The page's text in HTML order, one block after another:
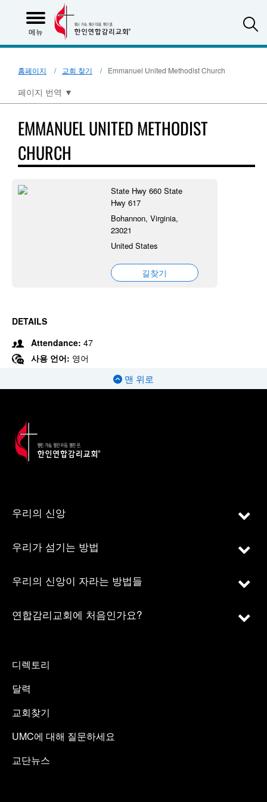
메뉴
홈페이지 교회 찾기 Emmanuel United Methodist Church
페이지 번역 ▼
EMMANUEL UNITED METHODIST
CHURCH
State Hwy 660 State
Hwy 617
Bohannon, Virginia,
23021
United States
길찾기
DETAILS
Attendance: 47
사용 언어: 영어
맨 위로
우리의 신앙
우리가 섬기는 방법
우리의 신앙이 자라는 방법들
연합감리교회에 처음인가요?
디렉토리
달력
교회찾기
UMC에 대해 질문하세요
교단뉴스